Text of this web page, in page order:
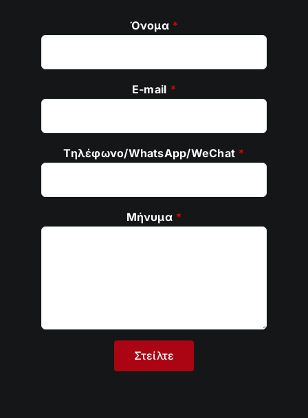
Όνομα *
E-mail *
Τηλέφωνο/WhatsApp/WeChat *
Μήνυμα *